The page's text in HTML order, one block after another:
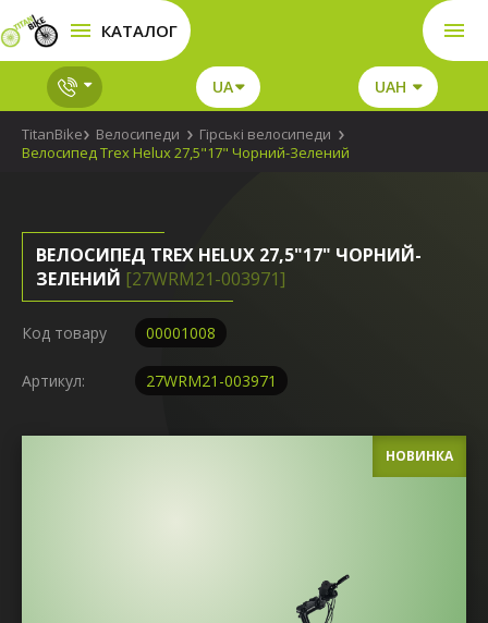
КАТАЛОГ
UA UAH
TitanBike Велосипеди
Гірські велосипеди
Велосипед Trex Helux 27,5"17" Чорний-Зелений
ВЕЛОСИПЕД TREX HELUX 27,5"17" ЧОРНИЙ-
ЗЕЛЕНИЙ [27WRM21-003971]
Код товару 00001008
Артикул: 27WRM21-003971
НОВИНКА